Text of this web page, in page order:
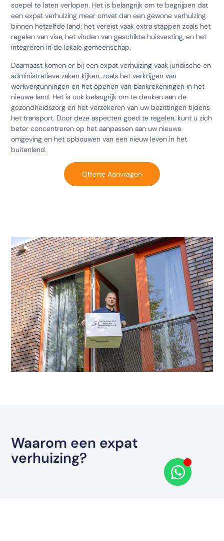
soepel te laten verlopen. Het is belangrijk om te begrijpen dat
een expat verhuizing meer omvat dan een gewone verhuizing
binnen hetzelfde land; het vereist vaak extra stappen zoals het
regelen van visa, het vinden van geschikte huisvesting, en het
integreren in de lokale gemeenschap.
Daarnaast komen er bij een expat verhuizing vaak juridische en
administratieve zaken kijken, zoals het verkrijgen van
werkvergunningen en het openen van bankrekeningen in het
nieuwe land. Het is ook belangrijk om te denken aan de
gezondheidszorg en het verzekeren van uw bezittingen tijdens
het transport. Door deze aspecten goed te regelen, kunt u zich
beter concentreren op het aanpassen aan uw nieuwe
omgeving en het opbouwen van een nieuw leven in het
buitenland.
Offerte Aanvragen
Waarom een expat
verhuizing?